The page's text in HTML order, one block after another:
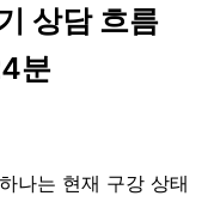
상담 흐름
분
나는 현재 구강 상태